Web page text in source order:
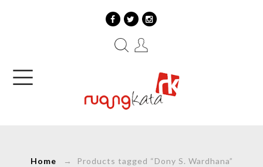
Home → Products tagged “Dony S. Wardhana”